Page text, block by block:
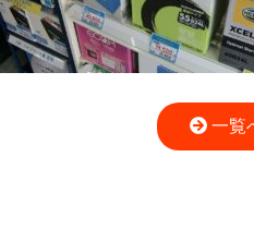
一覧